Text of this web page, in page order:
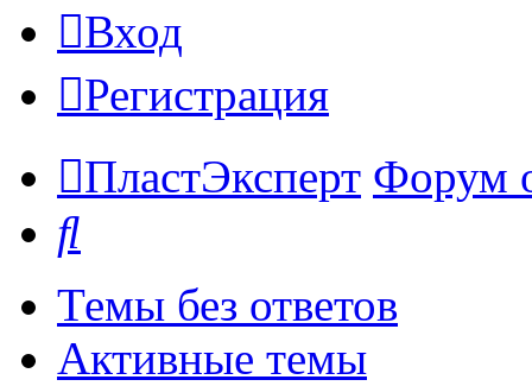
Вход
Регистрация
ПластЭксперт Форум
Темы без ответов
Активные темы